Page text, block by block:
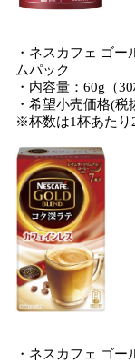
・ネスカフェ ゴ
ムパック
・内容量：60g（30
・希望小売価格(税
※杯数は1杯あたり
・ネスカフェ ゴ